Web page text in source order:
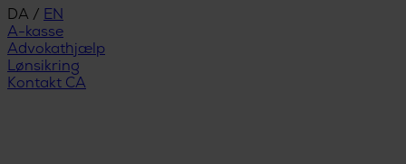
DA / EN
A-kasse
Advokathjælp
Lønsikring
Kontakt CA